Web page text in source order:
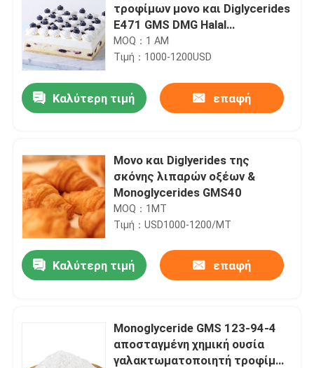
τροφίμων μονο και Diglycerides
E471 GMS DMG Halal
πιστοποιητικών για το ψωμί
MOQ：1 ΑΜ
Τιμή：1000-1200USD
Καλύτερη τιμή επαφή
Μονο και Diglyerides της
σκόνης λιπαρών οξέων &
Monoglycerides GMS40
MOQ：1MT
Τιμή：USD1000-1200/MT
Καλύτερη τιμή επαφή
Monoglyceride GMS 123-94-4
αποσταγμένη χημική ουσία
γαλακτωματοποιητή τροφίμων